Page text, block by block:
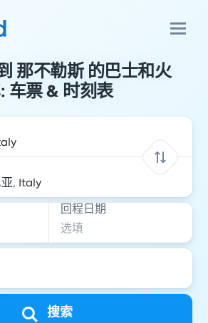
那不勒斯 的巴士和火
车票 & 时刻表
回程日期
搜索